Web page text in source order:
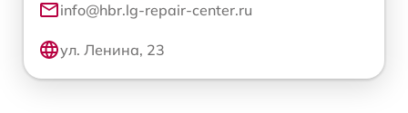
info@hbr.lg-repair-center.ru
ул. Ленина, 23